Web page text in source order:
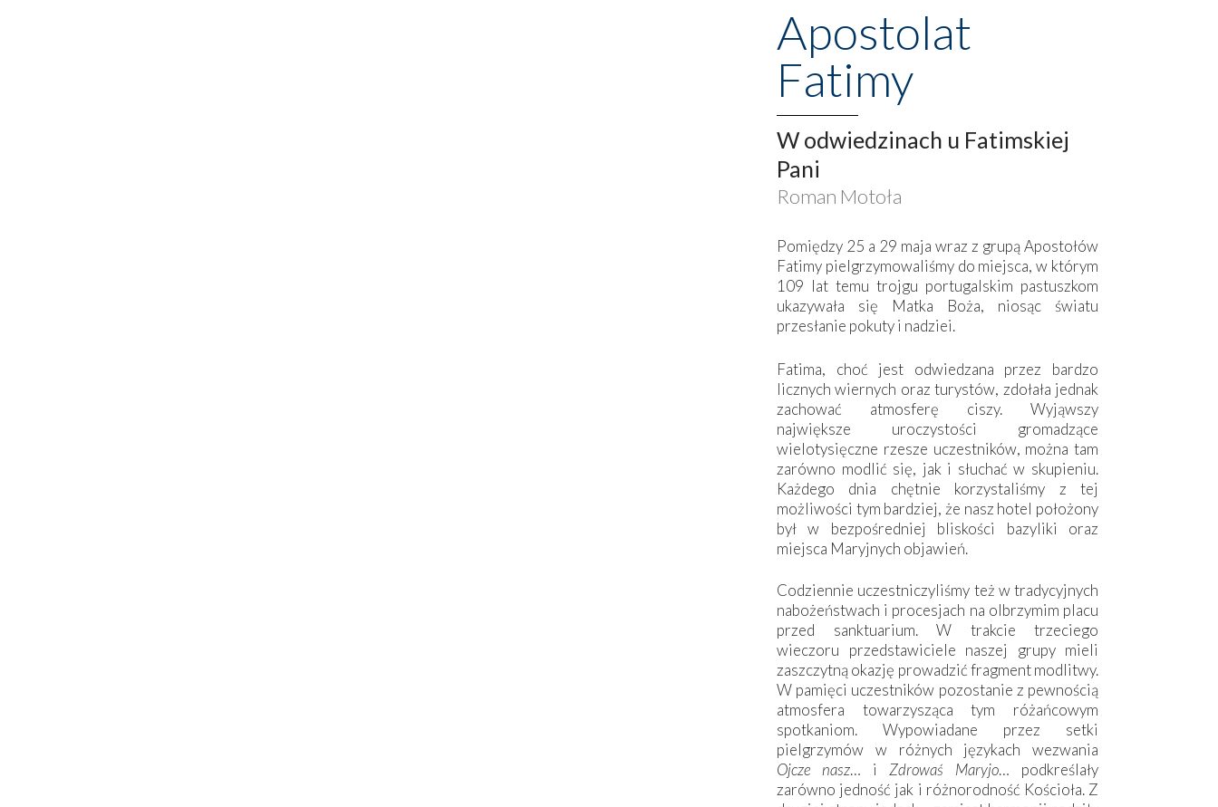
Apostolat
Fatimy
W odwiedzinach u Fatimskiej
Pani
Roman Motoła
Pomiędzy 25 a 29 maja wraz z grupą Apostołów
Fatimy pielgrzymowaliśmy do miejsca, w którym
109 lat temu trojgu portugalskim pastuszkom
ukazywała się Matka Boża, niosąc światu
przesłanie pokuty i nadziei.
Fatima, choć jest odwiedzana przez bardzo
licznych wiernych oraz turystów, zdołała jednak
zachować atmosferę ciszy. Wyjąwszy
największe uroczystości gromadzące
wielotysięczne rzesze uczestników, można tam
zarówno modlić się, jak i słuchać w skupieniu.
Każdego dnia chętnie korzystaliśmy z tej
możliwości tym bardziej, że nasz hotel położony
był w bezpośredniej bliskości bazyliki oraz
miejsca Maryjnych objawień.
Codziennie uczestniczyliśmy też w tradycyjnych
nabożeństwach i procesjach na olbrzymim placu
przed sanktuarium. W trakcie trzeciego
wieczoru przedstawiciele naszej grupy mieli
zaszczytną okazję prowadzić fragment modlitwy.
W pamięci uczestników pozostanie z pewnością
atmosfera towarzysząca tym różańcowym
spotkaniom. Wypowiadane przez setki
pielgrzymów w różnych językach wezwania
Ojcze nasz… i Zdrowaś Maryjo… podkreślały
zarówno jedność jak i różnorodność Kościoła. Z